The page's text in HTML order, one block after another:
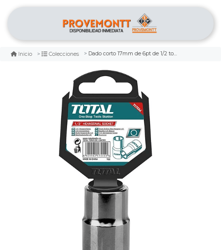
Inicio Colecciones Dado corto 17mm de 6pt de 1/2 total